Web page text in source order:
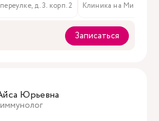
д. 3. корп. 2 Клиника на
Записаться
Юрьевна